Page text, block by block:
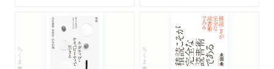
ちくま文庫 ちくま文庫